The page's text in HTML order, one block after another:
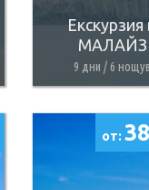
9 дни / 6
от: